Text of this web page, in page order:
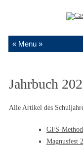
Jahrbuch
Alle Artikel des
GFS-
Magnusfest